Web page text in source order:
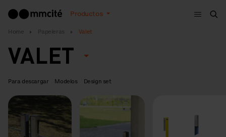
Productos
Menú
Home Papeleras Valet
VALET
Para descargar Modelos Design set